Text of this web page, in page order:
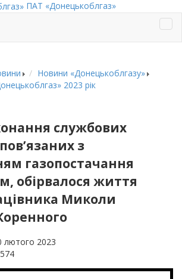
ПАТ «Донецькоблгаз»
Новини «Донецькоблгазу»
2023 рік
службових
з
газопостачання
обірвалося життя
Миколи
лютого 2023